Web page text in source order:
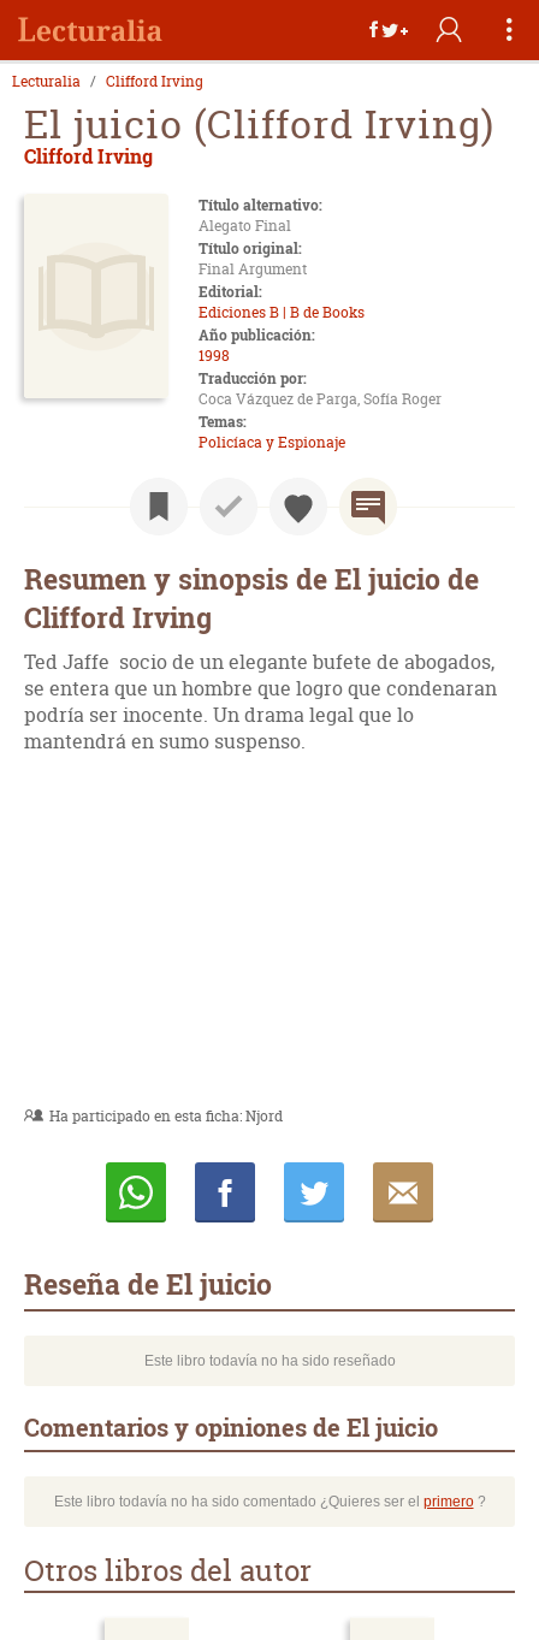
Lecturalia Clifford Irving
El juicio (Clifford Irving)
Clifford Irving
Título alternativo:
Alegato Final
Título original:
Final Argument
Editorial:
Ediciones B | B de Books
Año publicación:
1998
Traducción por:
Coca Vázquez de Parga, Sofía Roger
Temas:
Policíaca y Espionaje
Resumen y sinopsis de El juicio de
Clifford Irving
Ted Jaffe socio de un elegante bufete de abogados,
se entera que un hombre que logro que condenaran
podría ser inocente. Un drama legal que lo
mantendrá en sumo suspenso.
Ha participado en esta ficha:Njord
Reseña de El juicio
Este libro todavía no ha sido reseñado
Comentarios y opiniones de El juicio
Este libro todavía no ha sido comentado ¿Quieres ser el primero?
Otros libros del autor